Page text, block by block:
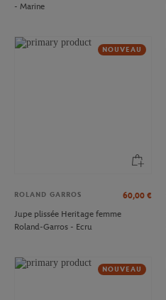
- Marine
NOUVEAU
ROLAND GARROS 60,00 €
Jupe plissée Heritage femme
Roland-Garros - Ecru
NOUVEAU